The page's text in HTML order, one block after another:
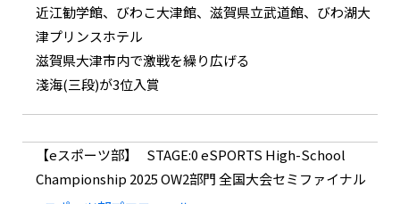
近江勧学館、びわこ大津館、滋賀県立武道館、びわ湖大
津プリンスホテル
滋賀県大津市内で激戦を繰り広げる
淺海(三段)が3位入賞
eスポーツ部
STAGE:0 eSPORTS High-School
Championship 2025 OW2部門 全国大会セミファイナル